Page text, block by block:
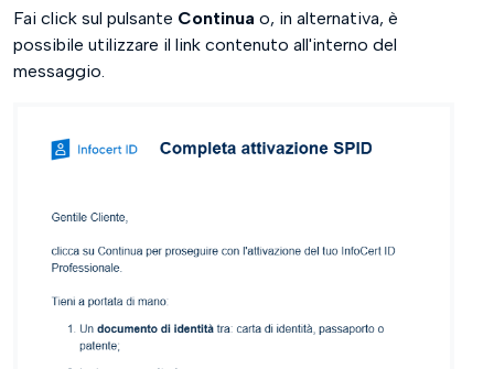
Fai click sul pulsante Continua o, in alternativa, è
possibile utilizzare il link contenuto all'interno del
messaggio.